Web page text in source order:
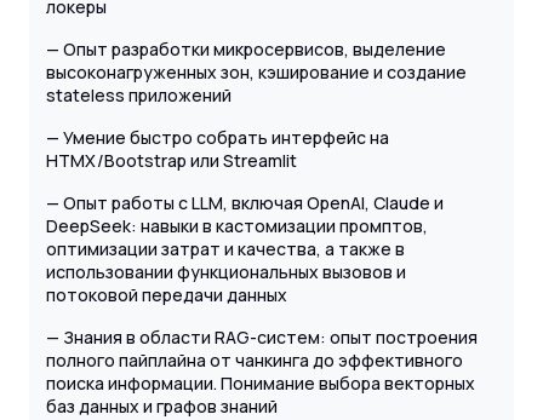
локеры
— Опыт разработки микросервисов, выделение
высоконагруженных зон, кэширование и создание
stateless приложений
— Умение быстро собрать интерфейс на
HTMX/Bootstrap или Streamlit
— Опыт работы с LLM, включая OpenAI, Claude и
DeepSeek: навыки в кастомизации промптов,
оптимизации затрат и качества, а также в
использовании функциональных вызовов и
потоковой передачи данных
— Знания в области RAG-систем: опыт построения
полного пайплайна от чанкинга до эффективного
поиска информации. Понимание выбора векторных
баз данных и графов знаний